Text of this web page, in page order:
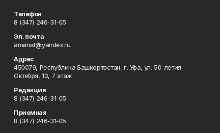
Телефон
8 (347) 246-31-05
Эл. почта
amanat@yandex.ru
Адрес
450079, Республика Башкортостан, г. Уфа, ул. 50-летия
Октября, 13, 7 этаж
Редакция
8 (347) 246-31-05
Приемная
8 (347) 246-31-05